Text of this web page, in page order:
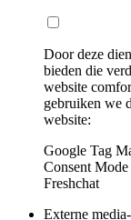
Door deze
bieden die
website
gebruiken we
website:
Google Tag
Consent
Freshchat
Externe